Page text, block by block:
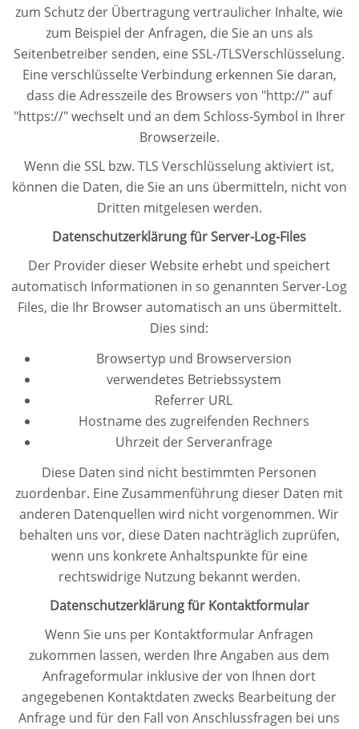
zum Schutz der Übertragung vertraulicher Inhalte, wie
zum Beispiel der Anfragen, die Sie an uns als
Seitenbetreiber senden, eine SSL-/TLSVerschlüsselung.
Eine verschlüsselte Verbindung erkennen Sie daran,
dass die Adresszeile des Browsers von "http://" auf
"https://" wechselt und an dem Schloss-Symbol in Ihrer
Browserzeile.
Wenn die SSL bzw. TLS Verschlüsselung aktiviert ist,
können die Daten, die Sie an uns übermitteln, nicht von
Dritten mitgelesen werden.
Datenschutzerklärung für Server-Log-Files
Der Provider dieser Website erhebt und speichert
automatisch Informationen in so genannten Server-Log
Files, die Ihr Browser automatisch an uns übermittelt.
Dies sind:
Browsertyp und Browserversion
verwendetes Betriebssystem
Referrer URL
Hostname des zugreifenden Rechners
Uhrzeit der Serveranfrage
Diese Daten sind nicht bestimmten Personen
zuordenbar. Eine Zusammenführung dieser Daten mit
anderen Datenquellen wird nicht vorgenommen. Wir
behalten uns vor, diese Daten nachträglich zuprüfen,
wenn uns konkrete Anhaltspunkte für eine
rechtswidrige Nutzung bekannt werden.
Datenschutzerklärung für Kontaktformular
Wenn Sie uns per Kontaktformular Anfragen
zukommen lassen, werden Ihre Angaben aus dem
Anfrageformular inklusive der von Ihnen dort
angegebenen Kontaktdaten zwecks Bearbeitung der
Anfrage und für den Fall von Anschlussfragen bei uns